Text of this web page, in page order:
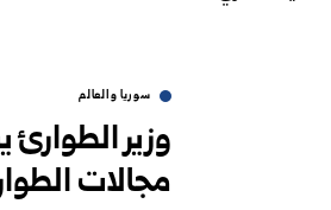
سوريا والعالم
وزير الطوارئ
مجالات